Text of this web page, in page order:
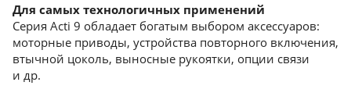
Для самых технологичных применений
Серия Acti 9 обладает богатым выбором аксессуаров:
моторные приводы, устройства повторного включения,
втычной цоколь, выносные рукоятки, опции связи
и др.